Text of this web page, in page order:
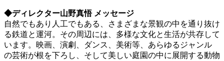
◆ディレクター山野真悟 メッセージ
自然でもあり人工でもある、さまざまな景観の中を通り抜け
る鉄道と運河。その周辺には、多様な文化と生活が共存して
います。映画、演劇、ダンス、美術等、あらゆるジャンル
の芸術が根を下ろし、そして美しい庭園の中に展開する動物